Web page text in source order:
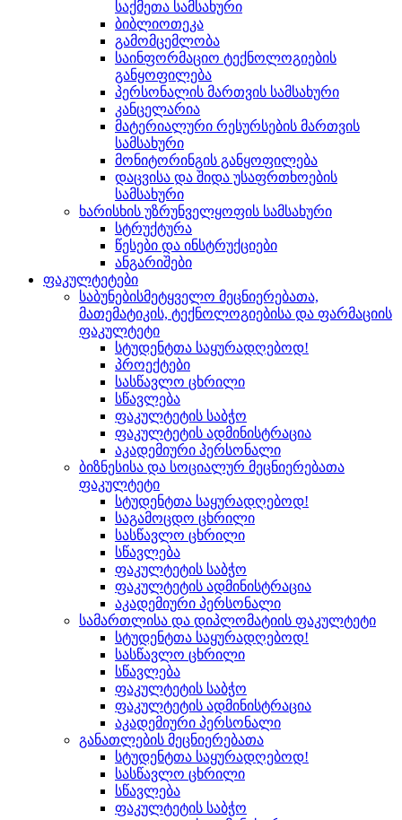
საქმეთა სამსახური
ბიბლიოთეკა
გამომცემლობა
საინფორმაციო ტექნოლოგიების
განყოფილება
პერსონალის მართვის სამსახური
კანცელარია
მატერიალური რესურსების მართვის
სამსახური
მონიტორინგის განყოფილება
დაცვისა და შიდა უსაფრთხოების
სამსახური
ხარისხის უზრუნველყოფის სამსახური
სტრუქტურა
წესები და ინსტრუქციები
ანგარიშები
ფაკულტეტები
საბუნებისმეტყველო მეცნიერებათა,
მათემატიკის, ტექნოლოგიებისა და ფარმაციის
ფაკულტეტი
სტუდენტთა საყურადღებოდ!
პროექტები
სასწავლო ცხრილი
სწავლება
ფაკულტეტის საბჭო
ფაკულტეტის ადმინისტრაცია
აკადემიური პერსონალი
ბიზნესისა და სოციალურ მეცნიერებათა
ფაკულტეტი
სტუდენტთა საყურადღებოდ!
საგამოცდო ცხრილი
სასწავლო ცხრილი
სწავლება
ფაკულტეტის საბჭო
ფაკულტეტის ადმინისტრაცია
აკადემიური პერსონალი
სამართლისა და დიპლომატიის ფაკულტეტი
სტუდენტთა საყურადღებოდ!
სასწავლო ცხრილი
სწავლება
ფაკულტეტის საბჭო
ფაკულტეტის ადმინისტრაცია
აკადემიური პერსონალი
განათლების მეცნიერებათა
სტუდენტთა საყურადღებოდ!
სასწავლო ცხრილი
სწავლება
ფაკულტეტის საბჭო